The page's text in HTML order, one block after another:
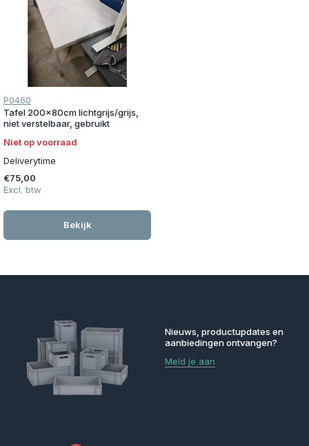
P0460
Tafel 200x80cm lichtgrijs/grijs,
niet verstelbaar, gebruikt
Niet op voorraad
Deliverytime
€75,00
Excl. btw
Bekijk
Nieuws, productupdates en
aanbiedingen ontvangen?
Meld je aan